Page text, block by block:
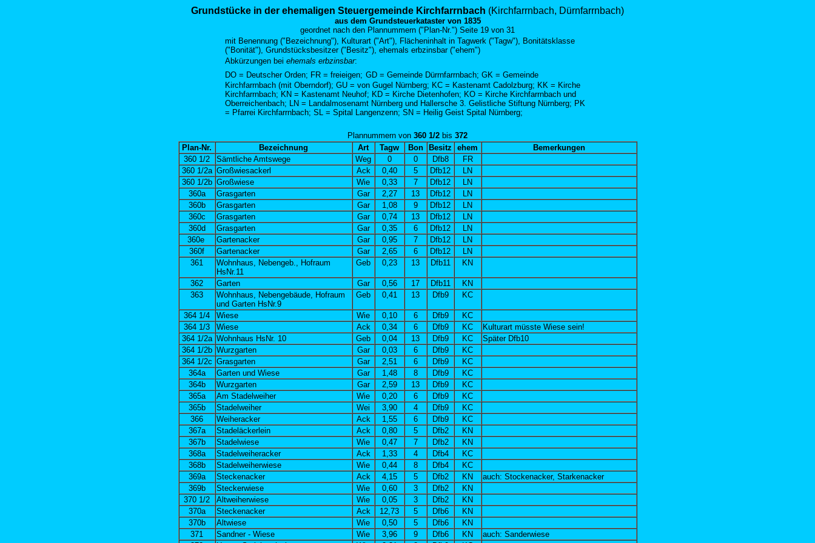
Grundstücke in der ehemaligen Steuergemeinde Kirchfarrnbach (Kirchfarrnbach, Dürnfarrnbach)
aus dem Grundsteuerkataster von 1835
geordnet nach den Plannummern ("Plan-Nr.") Seite 19 von 31
mit Benennung ("Bezeichnung"), Kulturart ("Art"), Flächeninhalt in Tagwerk ("Tagw"), Bonitätsklasse
("Bonität"), Grundstücksbesitzer ("Besitz"), ehemals erbzinsbar ("ehem")
Abkürzungen bei ehemals erbzinsbar:
DO = Deutscher Orden; FR = freieigen; GD = Gemeinde Dürrnfarrnbach; GK = Gemeinde
Kirchfarrnbach (mit Oberndorf); GU = von Gugel Nürnberg; KC = Kastenamt Cadolzburg; KK = Kirche
Kirchfarrnbach; KN = Kastenamt Neuhof; KD = Kirche Dietenhofen; KO = Kirche Kirchfarrnbach und
Oberreichenbach; LN = Landalmosenamt Nürnberg und Hallersche 3. Gelistliche Stiftung Nürnberg; PK
= Pfarrei Kirchfarrnbach; SL = Spital Langenzenn; SN = Heilig Geist Spital Nürnberg;
Plannummern von 360 1/2 bis 372
Plan-Nr.
Bezeichnung Art Tagw Bon Besitz ehem
Bemerkungen
360 1/2
Sämtliche Amtswege Weg 0 0 Dfb8
FR
360 1/2a Großwiesackerl Ack 0,40 5 Dfb12
LN
360 1/2b Großwiese Wie 0,33 7 Dfb12
LN
360a
Grasgarten Gar 2,27 13 Dfb12
LN
360b
Grasgarten Gar 1,08 9 Dfb12
LN
360c
Grasgarten Gar 0,74 13 Dfb12
LN
360d
Grasgarten Gar 0,35 6 Dfb12
LN
360e
Gartenacker Gar 0,95 7 Dfb12
LN
360f
Gartenacker Gar 2,65 6 Dfb12
LN
361
Wohnhaus, Nebengeb., Hofraum
HsNr.11
Geb 0,23 13 Dfb11 KN
362 Garten Gar 0,56 17 Dfb11
KN
363
Wohnhaus, Nebengebäude, Hofraum
und Garten HsNr.9
Geb 0,41 13 Dfb9 KC
364 1/4 Wiese Wie 0,10 6 Dfb9
KC
364 1/3
Wiese Ack 0,34 6 Dfb9 KC
Kulturart müsste Wiese sein!
364 1/2a Wohnhaus HsNr. 10 Geb 0,04 13 Dfb9 KC
Später Dfb10
364 1/2b Wurzgarten Gar 0,03 6 Dfb9
KC
364 1/2c Grasgarten Gar 2,51 6 Dfb9
KC
364a
Garten und Wiese Gar 1,48 8 Dfb9
KC
364b
Wurzgarten Gar 2,59 13 Dfb9
KC
365a
Am Stadelweiher Wie 0,20 6 Dfb9
KC
365b
Stadelweiher Wei 3,90 4 Dfb9
KC
366
Weiheracker Ack 1,55 6 Dfb9
KC
367a
Stadeläckerlein Ack 0,80 5 Dfb2
KN
367b
Stadelwiese Wie 0,47 7 Dfb2
KN
368a
Stadelweiheracker Ack 1,33 4 Dfb4
KC
368b
Stadelweiherwiese Wie 0,44 8 Dfb4
KC
369a
Steckenacker Ack 4,15 5 Dfb2 KN
auch: Stockenacker, Starkenacker
369b
Steckerwiese Wie 0,60 3 Dfb2
KN
370 1/2
Altweiherwiese Wie 0,05 3 Dfb2
KN
370a
Steckenacker Ack 12,73 5 Dfb6
KN
370b
Altwiese Wie 0,50 5 Dfb6
KN
371
Sandner - Wiese Wie 3,96 9 Dfb6 KN
auch: Sanderwiese